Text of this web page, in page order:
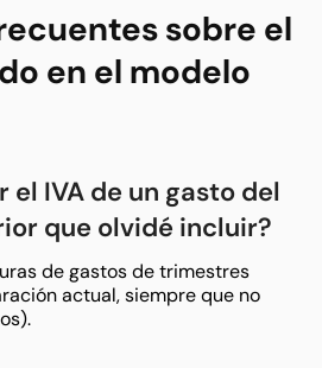
sobre el
en el modelo
el IVA de un gasto del
que olvidé incluir?
de gastos de trimestres
actual, siempre que no